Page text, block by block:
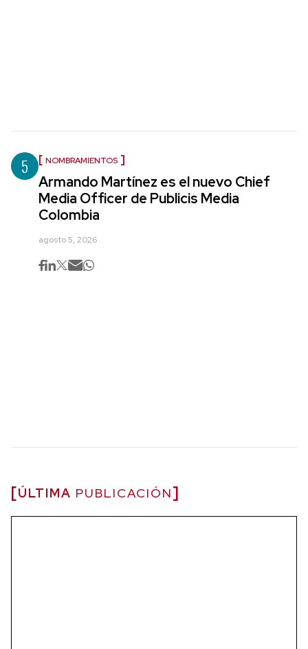
5 NOMBRAMIENTOS
Armando Martínez es el nuevo Chief
Media Officer de Publicis Media
Colombia
agosto 5, 2026
ÚLTIMA PUBLICACIÓN